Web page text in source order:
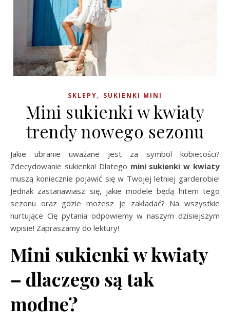
SKLEPY, SUKIENKI MINI
Mini sukienki w kwiaty
trendy nowego sezonu
Jakie ubranie uważane jest za symbol kobiecości?
Zdecydowanie sukienka! Dlatego mini sukienki w kwiaty
muszą koniecznie pojawić się w Twojej letniej garderobie!
Jednak zastanawiasz się, jakie modele będą hitem tego
sezonu oraz gdzie możesz je zakładać? Na wszystkie
nurtujące Cię pytania odpowiemy w naszym dzisiejszym
wpisie! Zapraszamy do lektury!
Mini sukienki w kwiaty
– dlaczego są tak
modne?